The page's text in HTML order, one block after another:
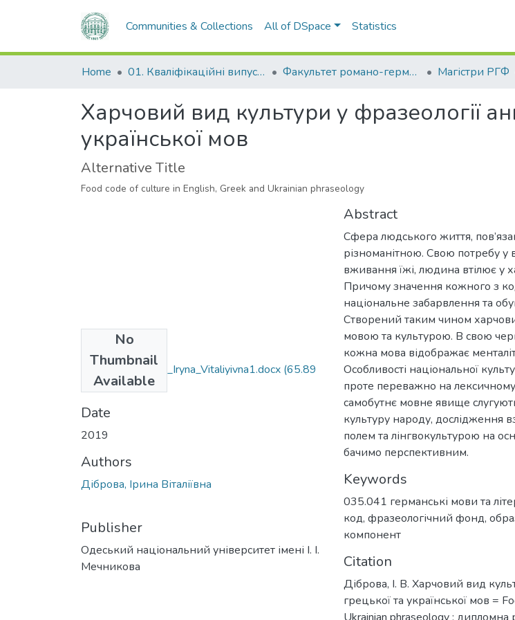
Communities & Collections All of DSpace Statistics
Home 01. Кваліфікаційні випускні роботи здобувачів вищої освіти Факультет романо-германської філології Магістри РГФ
Харчовий вид культури у фразеології
української мов
Alternative Title
Food code of culture in English, Greek and Ukrainian phraseology
No
Thumbnail
Available
035.041_Dibrova_Iryna_Vitaliyivna1.docx (65.89
KB)
Date
2019
Authors
Діброва, Ірина Віталіївна
Publisher
Одеський національний університет імені І. І.
Мечникова
Abstract
Сфера людського життя,
різноманітною. Свою потребу у
вживання їжі, людина втілює у
Причому значення кожного з
національне забарвлення та
Створений таким чином
мовою та культурою. В свою
кожна мова відображає
Особливості національної
проте переважно на
самобутнє мовне явище
культуру народу, дослідження
полем та лінгвокультурою на
бачимо перспективним.
Keywords
035.041 германські мови та
код, фразеологічний фонд,
компонент
Citation
Діброва, І. В. Харчовий вид
грецької та української мов =